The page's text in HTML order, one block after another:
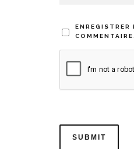
COMMENTAIRE.